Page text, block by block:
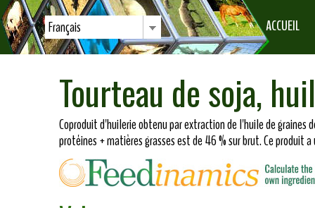
Français ACCUEIL
Tourteau de soja,
Coproduit d'huilerie obtenu par extraction de l'huile de graines
protéines + matières grasses est de 46 % sur brut. Ce produit